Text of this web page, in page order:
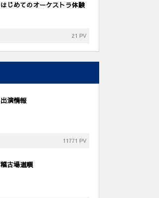
はじめてのオーケストラ体験
21 PV
出演情報
11771 PV
稽古場道順